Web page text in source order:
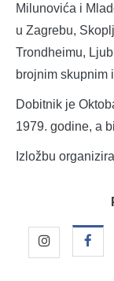
Milunovića i
u Zagrebu,
Trondheimu,
brojnim skupnim
Dobitnik je
1979. godine, a
Izložbu